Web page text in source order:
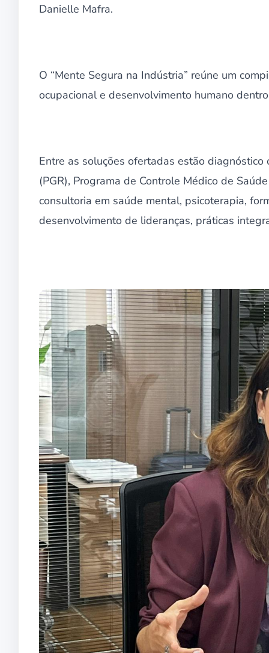
Danielle Mafra.
O “Mente Segura na Indústria” reúne um
ocupacional e desenvolvimento humano
Entre as soluções ofertadas estão
(PGR), Programa de Controle Médico de
consultoria em saúde mental, psicoterapia,
desenvolvimento de lideranças, práticas